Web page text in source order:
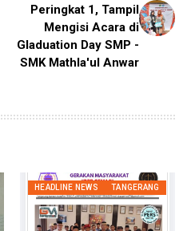
Peringkat 1, Tampil
Mengisi Acara di
Gladuation Day SMP -
SMK Mathla'ul Anwar
HEADLINE NEWS TANGERANG